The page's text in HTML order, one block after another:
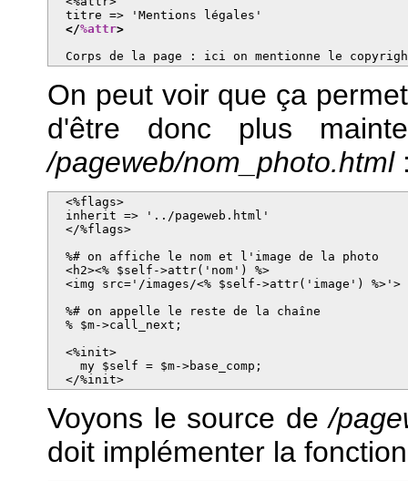
  titre => 'Mentions légales'
</%attr>
Corps de la page : ici on mentionne le
On peut voir que ça
d'être donc plus
/pageweb/nom_photo.html
  <%flags>
  inherit => '../pageweb.html'
  </%flags>
  %# on affiche le nom et l'image de la photo
  <h2><% $self->attr('nom') %>
  <img src='/images/<% $self->attr('image') %>'>
  %# on appelle le reste de la chaîne
  % $m->call_next;
  <%init>
    my $self = $m->base_comp;
  </%init>
Voyons le source de/
doit implémenter la